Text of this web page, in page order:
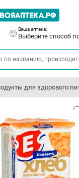
Ваша аптека:
Выберите способ
для здорового